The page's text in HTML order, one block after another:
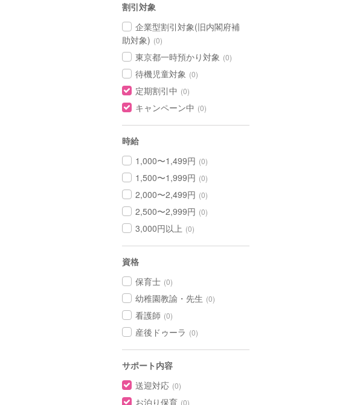
割引対象
企業型割引対象(旧内閣府補
助対象) (0)
東京都一時預かり対象 (0)
待機児童対象 (0)
定期割引中 (0)
キャンペーン中 (0)
時給
1,000〜1,499円 (0)
1,500〜1,999円 (0)
2,000〜2,499円 (0)
2,500〜2,999円 (0)
3,000円以上 (0)
資格
保育士 (0)
幼稚園教諭・先生 (0)
看護師 (0)
産後ドゥーラ (0)
サポート内容
送迎対応 (0)
お泊り保育 (0)